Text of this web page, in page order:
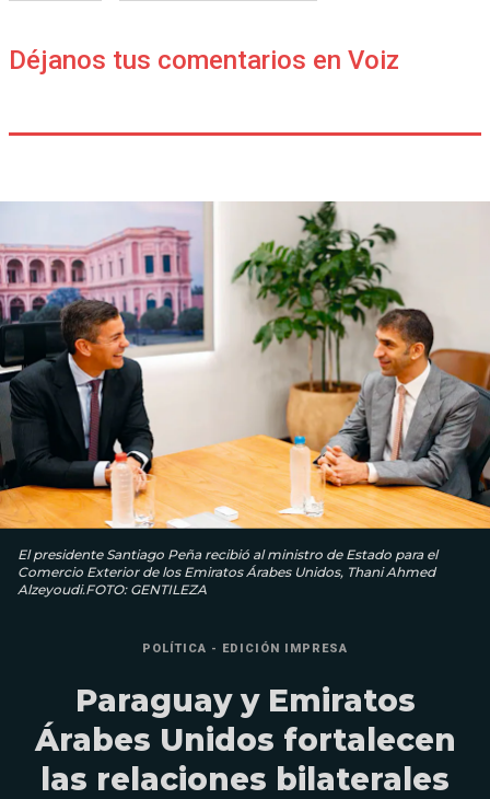
Déjanos tus comentarios en Voiz
El presidente Santiago Peña recibió al ministro de Estado para el
Comercio Exterior de los Emiratos Árabes Unidos, Thani Ahmed
Alzeyoudi.FOTO: GENTILEZA
POLÍTICA - EDICIÓN IMPRESA
Paraguay y Emiratos
Árabes Unidos fortalecen
las relaciones bilaterales